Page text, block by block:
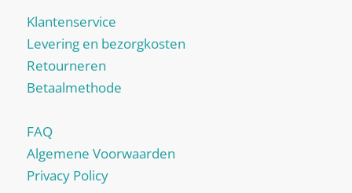
Klantenservice
Levering en bezorgkosten
Retourneren
Betaalmethode
FAQ
Algemene Voorwaarden
Privacy Policy